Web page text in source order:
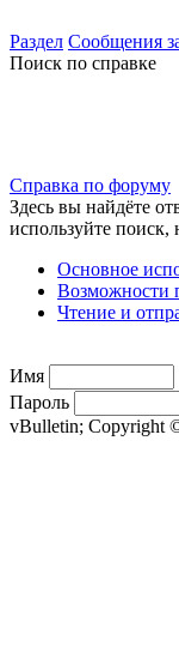
Раздел Сообщения
Поиск по справке
Справка по форуму
Здесь вы найдёте
используйте
Основное
Возможности
Чтение и
Имя
Пароль
vBulletin; Copyright